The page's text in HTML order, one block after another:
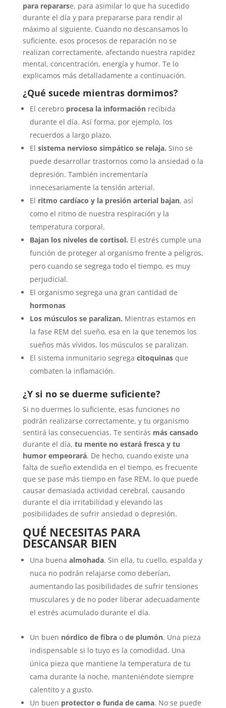
para repararse, para asimilar lo que ha sucedido
durante el día y para prepararse para rendir al
máximo al siguiente. Cuando no descansamos lo
suficiente, esos procesos de reparación no se
realizan correctamente, afectando nuestra rapidez
mental, concentración, energía y humor. Te lo
explicamos más detalladamente a continuación.
¿Qué sucede mientras dormimos?
El cerebro procesa la informaciónrecibida
durante el día. Así forma, por ejemplo, los
recuerdos a largo plazo.
El sistema nervioso simpático se relaja. Sino se
puede desarrollar trastornos como la ansiedad o la
depresión. También incrementaría
innecesariamente la tensión arterial.
El ritmo cardíaco y la presión arterial bajan, así
como el ritmo de nuestra respiración y la
temperatura corporal.
Bajan los niveles de cortisol. El estrés cumple una
función de proteger al organismo frente a peligros,
pero cuando se segrega todo el tiempo, es muy
perjudicial.
El organismo segrega una gran cantidad de
hormonas
Los músculos se paralizan. Mientras estamos en
la fase REM del sueño, esa en la que tenemos los
sueños más vívidos, los músculos se paralizan.
El sistema inmunitario segrega citoquinasque
combaten la inflamación.
¿Y si no se duerme suficiente?
Si no duermes lo suficiente, esas funciones no
podrán realizarse correctamente, y tu organismo
sentirá las consecuencias. Te sentirás más cansado
durante el día, tu mente no estará fresca y tu
humor empeorará. De hecho, cuando existe una
falta de sueño extendida en el tiempo, es frecuente
que se pase más tiempo en fase REM, lo que puede
causar demasiada actividad cerebral, causando
durante el día irritabilidad y elevando las
posibilidades de sufrir ansiedad o depresión.
QUÉ NECESITAS PARA
DESCANSAR BIEN
Una buena almohada. Sin ella, tu cuello, espalda y
nuca no podrán relajarse como deberían,
aumentando las posibilidades de sufrir tensiones
musculares y de no poder liberar adecuadamente
el estrés acumulado durante el día.
Un buen nórdico de fibrao de plumón. Una pieza
indispensable si lo tuyo es la comodidad. Una
única pieza que mantiene la temperatura de tu
cama durante la noche, manteniéndote siempre
calentito y a gusto.
Un buen protector o funda de cama. No se puede